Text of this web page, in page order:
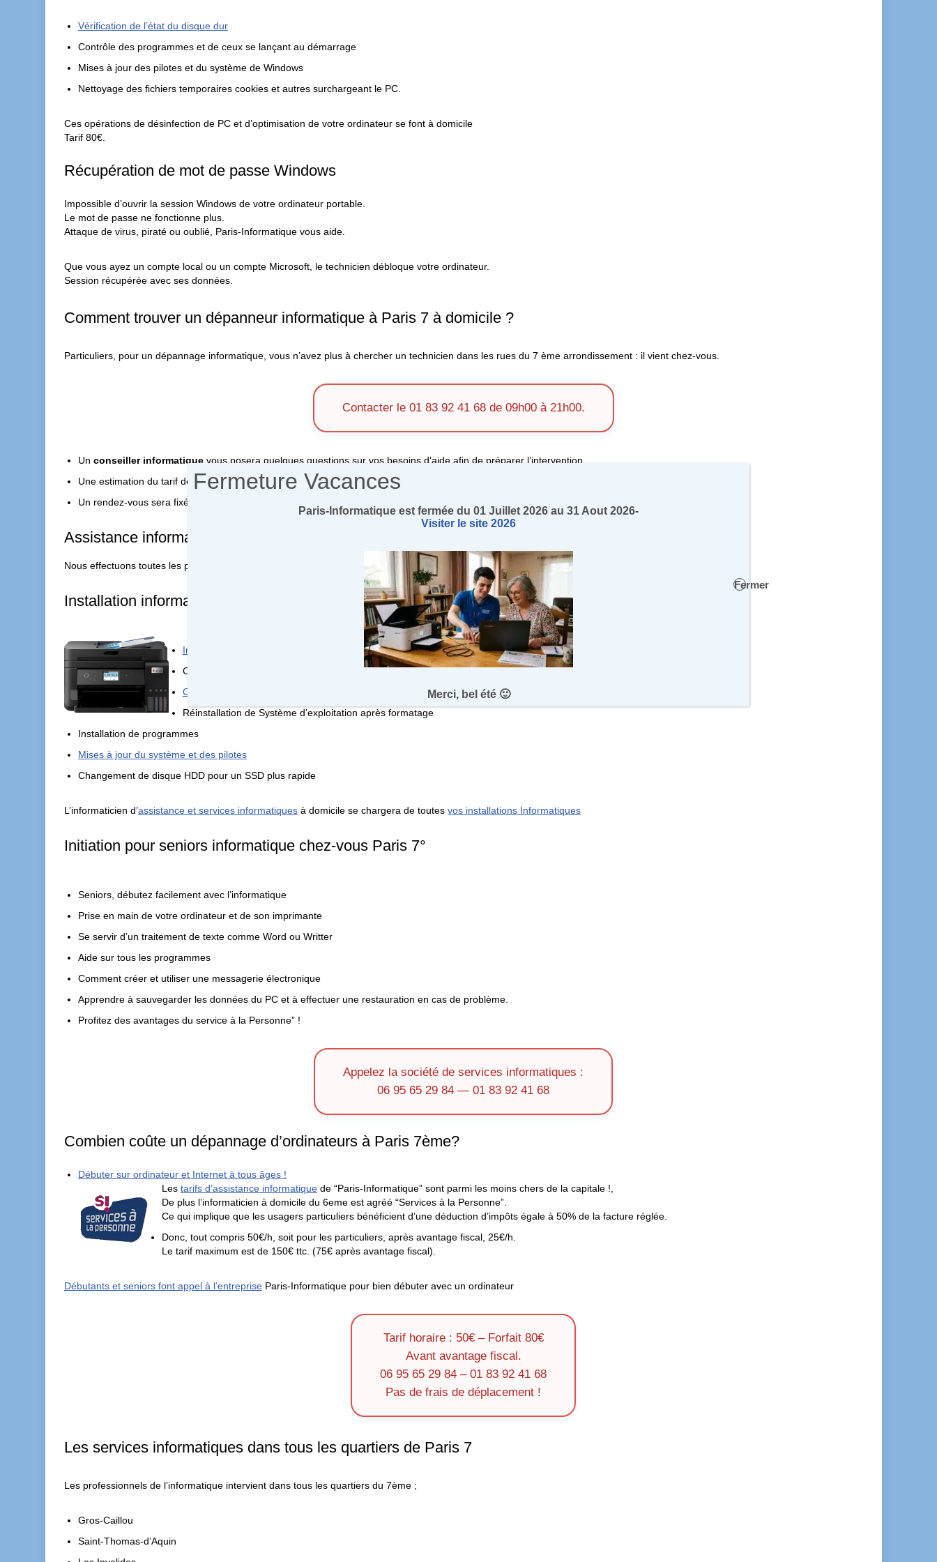
Vérification de l’état du disque dur
Contrôle des programmes et de ceux se lançant au démarrage
Mises à jour des pilotes et du système de Windows
Nettoyage des fichiers temporaires cookies et autres surchargeant le PC.
Ces opérations de désinfection de PC et d’optimisation de votre ordinateur se font à domicile
Tarif 80€.
Récupération de mot de passe Windows
Impossible d’ouvrir la session Windows de votre ordinateur portable.
Le mot de passe ne fonctionne plus.
Attaque de virus, piraté ou oublié, Paris-Informatique vous aide.
Que vous ayez un compte local ou un compte Microsoft, le technicien débloque votre ordinateur.
Session récupérée avec ses données.
Comment trouver un dépanneur informatique à Paris 7 à domicile ?
Particuliers, pour un dépannage informatique, vous n’avez plus à chercher un technicien dans les rues du 7 ème arrondissement : il vient chez-vous.
Contacter le 01 83 92 41 68 de 09h00 à 21h00.
Un conseiller informatiquevous posera quelques questions sur vos besoins d’aide afin de préparer l’intervention.
Une estimation du tarif de réparation vous sera donnée.
Un rendez-vous sera fixé et le dépanneur informatique se rendra à votre domicile sans frais supplémentaires.
Assistance informatique à domicile Paris 7
Nous effectuons toutes les prestations d’ à Paris 75007 à domicile sans frais de transport. Profitez-en !.
Installation informatique 7ème
Installer un ordinateur portable ou fixe
Configuration de Box , (SFR, Bouygues, Orange, Free)
Connexion de votre Imprimante à paris 7°
en Wifi ou par câble
Réinstallation de Système d’exploitation après formatage
Installation de programmes
Mises à jour du système et des pilotes
Changement de disque HDD pour un SSD plus rapide
L’informaticien d’assistance et services informatiquesà domicile se chargera de toutes vos installations Informatiques
Initiation pour seniors informatique chez-vous Paris 7°
Seniors, débutez facilement avec l’informatique
Prise en main de votre ordinateur et de son imprimante
Se servir d’un traitement de texte comme Word ou Writter
Aide sur tous les programmes
Comment créer et utiliser une messagerie électronique
Apprendre à sauvegarder les données du PC et à effectuer une restauration en cas de problème.
Profitez des avantages du service à la Personne” !
Appelez la société de services informatiques :
06 95 65 29 84 — 01 83 92 41 68
Combien coûte un dépannage d’ordinateurs à Paris 7ème?
Débuter sur ordinateur et Internet à tous âges !
Les tarifs d’assistance informatiquede “Paris-Informatique” sont parmi les moins chers de la capitale !,
De plus l’informaticien à domicile du 6eme est agréé “Services à la Personne”.
Ce qui implique que les usagers particuliers bénéficient d’une déduction d’impôts égale à 50% de la facture réglée.
Donc, tout compris 50€/h, soit pour les particuliers, après avantage fiscal, 25€/h.
Le tarif maximum est de 150€ ttc. (75€ après avantage fiscal).
Débutants et seniors font appel à l’entrepriseParis-Informatique pour bien débuter avec un ordinateur
Tarif horaire : 50€ – Forfait 80€
Avant avantage fiscal.
06 95 65 29 84 – 01 83 92 41 68
Pas de frais de déplacement !
Les services informatiques dans tous les quartiers de Paris 7
Les professionnels de l’informatique intervient dans tous les quartiers du 7ème ;
Gros-Caillou
Saint-Thomas-d’Aquin
Fermeture Vacances
Paris-Informatique est fermée du 01 Juillet 2026 au 31 Aout 2026-
Visiter le site 2026
Merci, bel été 🙂
Fermer